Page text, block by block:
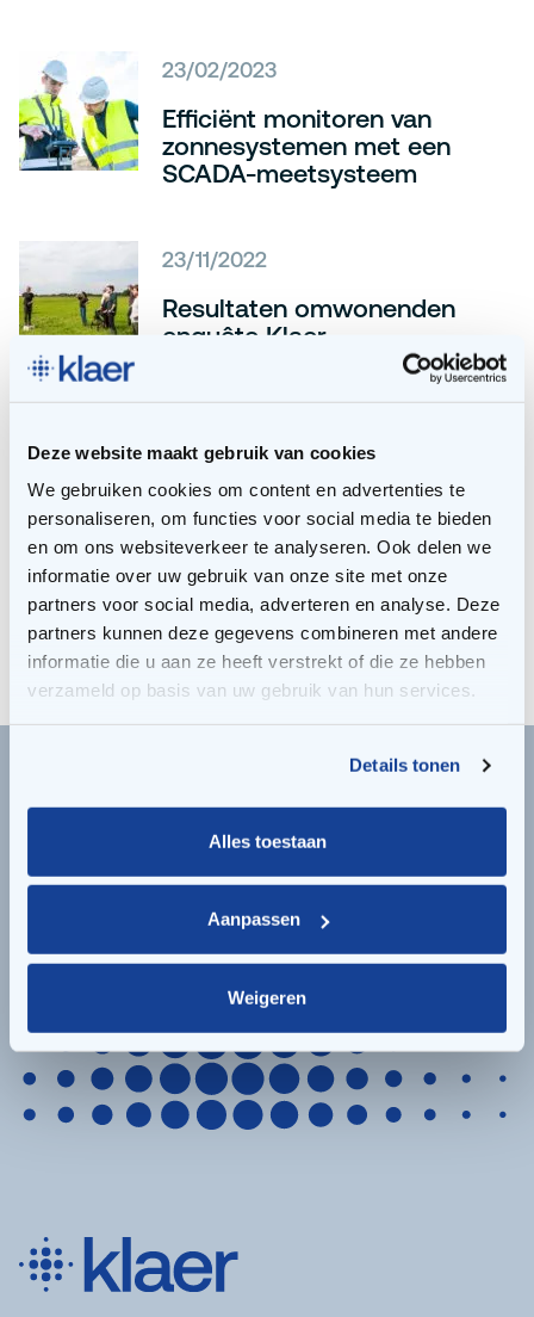
Deze website maakt gebruik van cookies
We gebruiken cookies om content en advertenties te
personaliseren, om functies voor social media te bieden
en om ons websiteverkeer te analyseren. Ook delen we
informatie over uw gebruik van onze site met onze
partners voor social media, adverteren en analyse. Deze
partners kunnen deze gegevens combineren met andere
informatie die u aan ze heeft verstrekt of die ze hebben
verzameld op basis van uw gebruik van hun services.
Details tonen
Alles toestaan
Aanpassen
Weigeren
23/02/2023
Efficiënt monitoren van
zonnesystemen met een
SCADA-meetsysteem
23/11/2022
Resultaten omwonenden
enquête Klaer
Brandveiligheid en PV-
installaties: Hoe beoordeelt
de brandweer de risico’s?